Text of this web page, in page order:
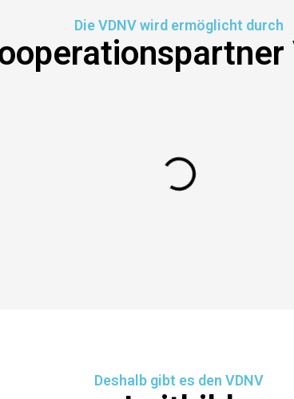
Die VDNV wird ermöglicht durch
Deshalb gibt es den VDNV